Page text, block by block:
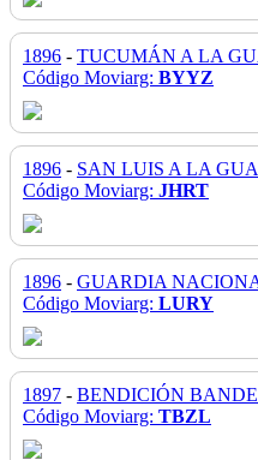
1896 - TUCUMÁN A LA
Código Moviarg: BYYZ
1896 - SAN LUIS A LA
Código Moviarg: JHRT
1896 - GUARDIA
Código Moviarg: LURY
1897 - BENDICIÓN
Código Moviarg: TBZL